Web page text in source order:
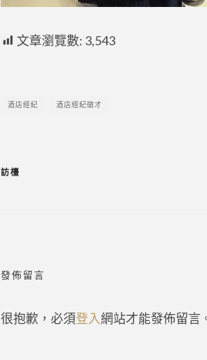
文章瀏覽數: 3,543
酒店經紀 酒店經紀徵才
訪檯
發佈留言
很抱歉，必須登入網站才能發佈留言